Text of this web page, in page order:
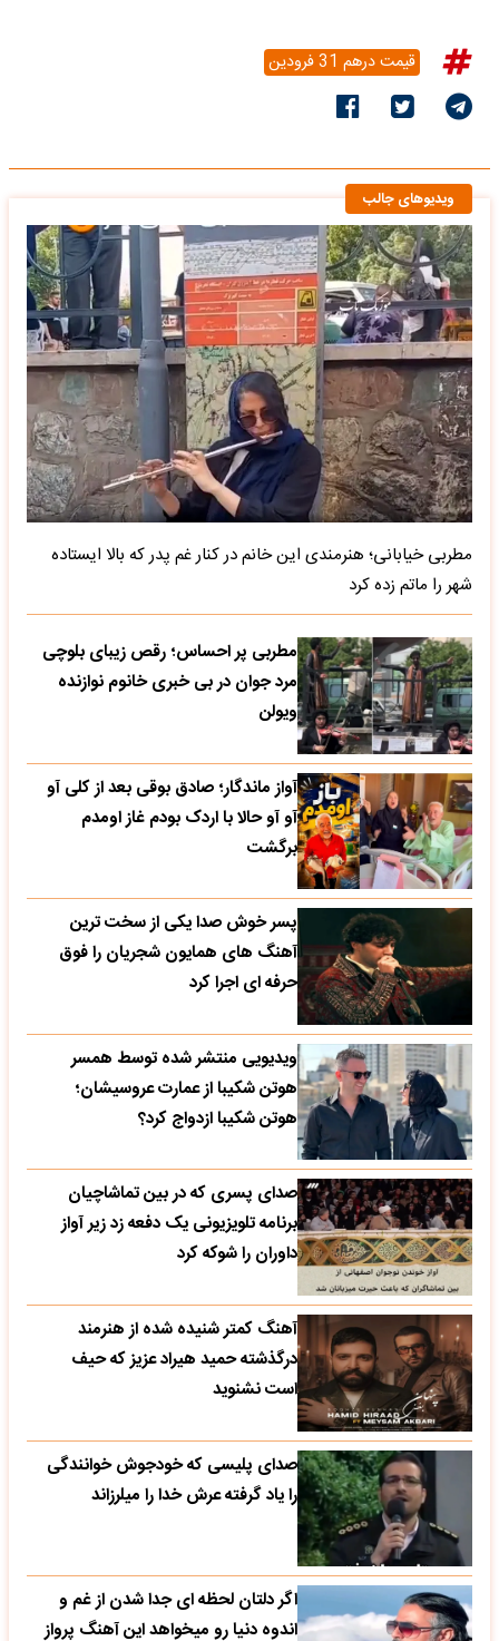
قیمت درهم 31 فرودین
ویدیوهای جالب
مطربی خیابانی؛ هنرمندی این خانم در کنار غم پدر که بالا ایستاده
شهر را ماتم زده کرد
مطربی پر احساس؛ رقص زیبای بلوچی
مرد جوان در بی خبری خانوم نوازنده
ویولن
آواز ماندگار؛ صادق بوقی بعد از کلی آو
آو آو حالا با اردک بودم غاز اومدم
برگشت
پسر خوش صدا یکی از سخت ترین
آهنگ های همایون شجریان را فوق
حرفه ای اجرا کرد
ویدیویی منتشر شده توسط همسر
هوتن شکیبا از عمارت عروسیشان؛
هوتن شکیبا ازدواج کرد؟
صدای پسری که در بین تماشاچیان
برنامه تلویزیونی یک دفعه زد زیر آواز
داوران را شوکه کرد
آهنگ کمتر شنیده شده از هنرمند
درگذشته حمید هیراد عزیز که حیف
است نشنوید
صدای پلیسی که خودجوش خوانندگی
را یاد گرفته عرش خدا را میلرزاند
اگر دلتان لحظه ای جدا شدن از غم و
اندوه دنیا رو میخواهد این آهنگ پرواز